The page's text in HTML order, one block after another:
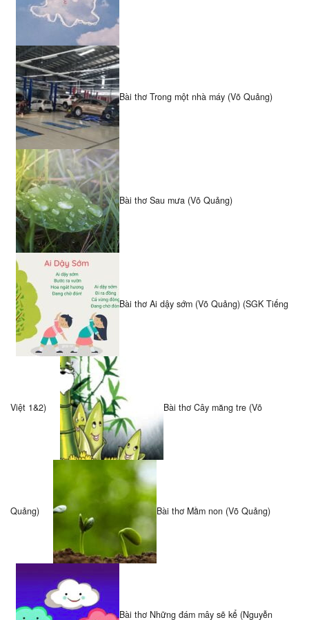
Bài thơ Trong một nhà máy (Võ Quảng)
Bài thơ Sau mưa (Võ Quảng)
Bài thơ Ai dậy sớm (Võ Quảng) (SGK Tiếng
Việt 1&2) Bài thơ Cây măng tre (Võ
Quảng) Bài thơ Mầm non (Võ Quảng)
Bài thơ Những đám mây sẽ kể (Nguyễn